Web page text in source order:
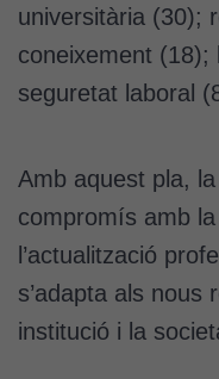
universitària (30);
coneixement (18);
seguretat laboral
Amb aquest pla,
compromís amb
l’actualització
s’adapta als nous
institució i la